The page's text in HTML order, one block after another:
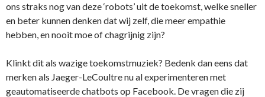
ons straks nog van deze ‘robots’ uit de toekomst, welke sneller
en beter kunnen denken dat wij zelf, die meer empathie
hebben, en nooit moe of chagrijnig zijn?
Klinkt dit als wazige toekomstmuziek? Bedenk dan eens dat
merken als Jaeger-LeCoultre nu al experimenteren met
geautomatiseerde chatbots op Facebook. De vragen die zij